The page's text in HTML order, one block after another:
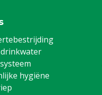
hygiëne